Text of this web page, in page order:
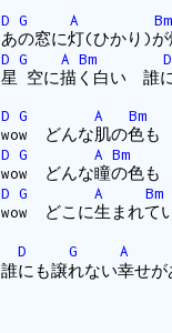
D G A Bm
あの窓に灯(ひかり)
D G A Bm D
星 空に描く白い 誰
D G A
Bm
wow どんな肌の色も
D G A Bm
wow どんな瞳の色も
D G A
Bm
wow どこに生まれて
D G A
誰にも譲れない幸せが